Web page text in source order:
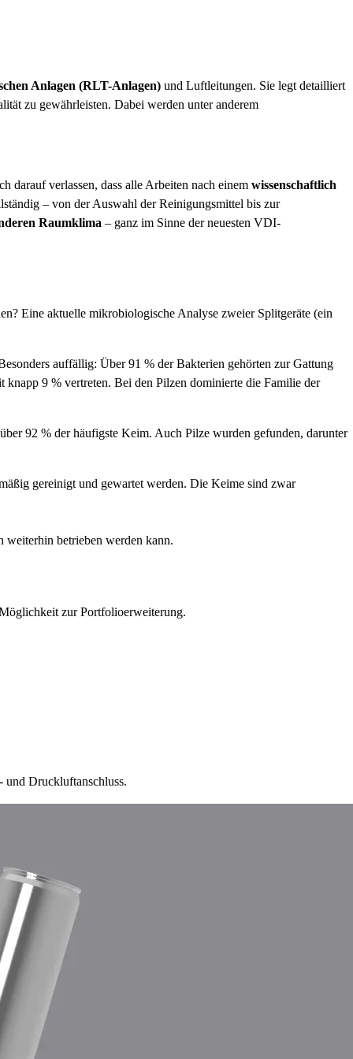
Anlagen (RLT-Anlagen) und Luftleitungen. Sie legt detailliert
zu gewährleisten. Dabei werden unter anderem
darauf verlassen, dass alle Arbeiten nach einem wissenschaftlich
– von der Auswahl der Reinigungsmittel bis zur
Raumklima – ganz im Sinne der neuesten VDI-
Eine aktuelle mikrobiologische Analyse zweier Splitgeräte (ein
auffällig: Über 91 % der Bakterien gehörten zur Gattung
knapp 9 % vertreten. Bei den Pilzen dominierte die Familie der
92 % der häufigste Keim. Auch Pilze wurden gefunden, darunter
gereinigt und gewartet werden. Die Keime sind zwar
weiterhin betrieben werden kann.
zur Portfolioerweiterung.
und Druckluftanschluss.